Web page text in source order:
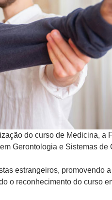
do curso de Medicina, a
Gerontologia e Sistemas de
estrangeiros, promovendo
o reconhecimento do curso